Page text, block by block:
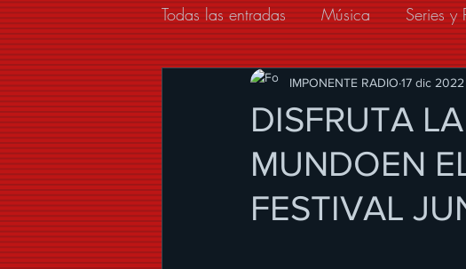
Todas las entradas Música Series y
Modo de Vida
DISFRUTA
MUNDOEN
FESTIVAL
IMPONENTE RADIO 17 dic 2022